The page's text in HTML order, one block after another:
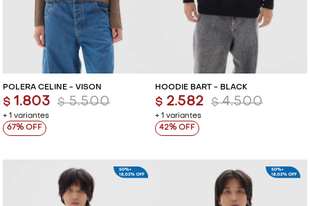
POLERA CELINE - VISON
+ 1 variantes
$ 1.803 $ 5.500
67
HOODIE BART - BLACK
+ 1 variantes
$ 2.582 $ 4.500
42